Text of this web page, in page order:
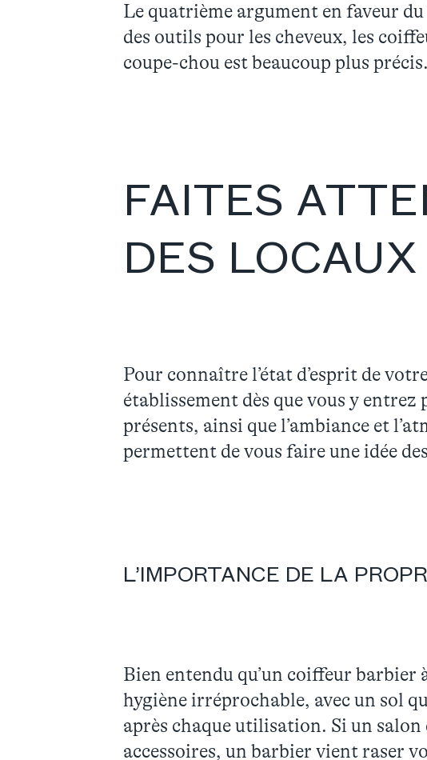
Le quatrième argument en faveur
des outils pour les cheveux, les
coupe-chou est beaucoup plus précis.
FAITES
DES LOCAUX
Pour connaître l’état d’esprit de
établissement dès que vous y
présents, ainsi que l’ambiance et
permettent de vous faire une idée
L’IMPORTANCE DE LA
Bien entendu qu’un coiffeur barbier
hygiène irréprochable, avec un sol
après chaque utilisation. Si un
accessoires, un barbier vient raser